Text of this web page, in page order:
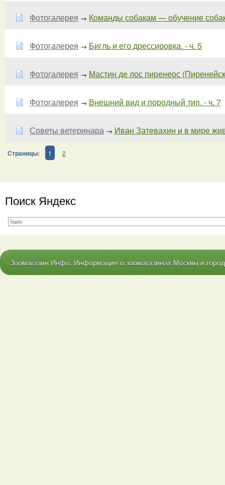
Фотогалерея → Команды собакам — обучение
Фотогалерея → Бигль и его дрессировка. - ч. 5
Фотогалерея → Мастин де лос пиренеос
Фотогалерея → Внешний вид и породный тип. - ч. 7
Советы ветеринара → Иван Затевахин и в мире
Страницы: 1 2
Поиск Яндекс
Зоомагазин Инфо. Информация о зоомагазинах Москвы и